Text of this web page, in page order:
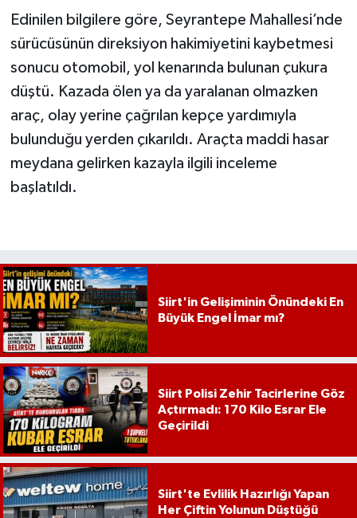
Edinilen bilgilere göre, Seyrantepe Mahallesi’nde
sürücüsünün direksiyon hakimiyetini kaybetmesi
sonucu otomobil, yol kenarında bulunan çukura
düştü. Kazada ölen ya da yaralanan olmazken
araç, olay yerine çağrılan kepçe yardımıyla
bulunduğu yerden çıkarıldı. Araçta maddi hasar
meydana gelirken kazayla ilgili inceleme
başlatıldı.
Siirt'in Gelişiminin Önündeki En
Büyük Engel İmar mı?
Siirt Polisi Zehir Tacirlerine Göz
Açtırmadı: 170 Kilo Esrar Ele
Geçirildi
Siirt'te Evlilik Hazırlığı Yapan
Her Çiftin Yolunun Düştüğü